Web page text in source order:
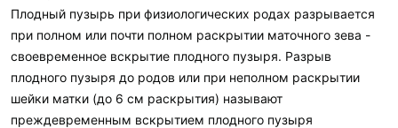
Плодный пузырь при физиологических родах разрывается
при полном или почти полном раскрытии маточного зева -
своевременное вскрытие плодного пузыря. Разрыв
плодного пузыря до родов или при неполном раскрытии
шейки матки (до 6 см раскрытия) называют
преждевременным вскрытием плодного пузыря